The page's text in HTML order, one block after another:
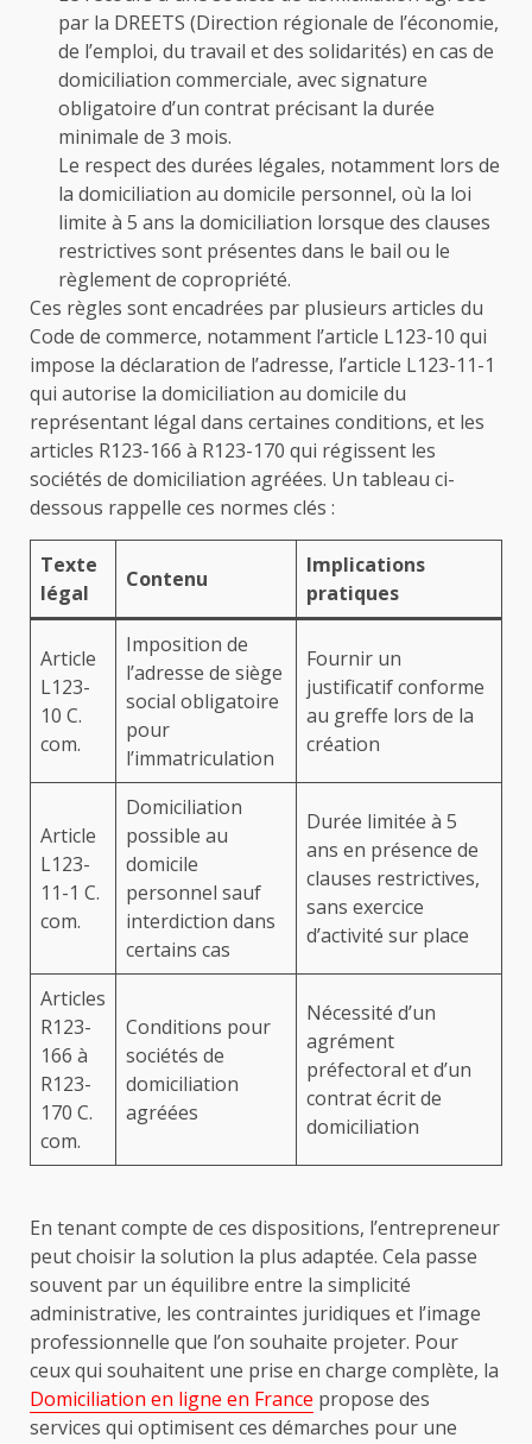
par la DREETS (Direction régionale de l’économie,
de l’emploi, du travail et des solidarités) en cas de
domiciliation commerciale, avec signature
obligatoire d’un contrat précisant la durée
minimale de 3 mois.
Le respect des durées légales, notamment lors de
la domiciliation au domicile personnel, où la loi
limite à 5 ans la domiciliation lorsque des clauses
restrictives sont présentes dans le bail ou le
règlement de copropriété.
Ces règles sont encadrées par plusieurs articles du
Code de commerce, notamment l’article L123-10 qui
impose la déclaration de l’adresse, l’article L123-11-1
qui autorise la domiciliation au domicile du
représentant légal dans certaines conditions, et les
articles R123-166 à R123-170 qui régissent les
sociétés de domiciliation agréées. Un tableau ci-
dessous rappelle ces normes clés :
Texte
légal
Contenu
Implications
pratiques
Article
L123-
10 C.
com.
Imposition de
l’adresse de siège
social obligatoire
pour
l’immatriculation
Fournir un
justificatif conforme
au greffe lors de la
création
Article
L123-
11-1 C.
com.
Domiciliation
possible au
domicile
personnel sauf
interdiction dans
certains cas
Durée limitée à 5
ans en présence de
clauses restrictives,
sans exercice
d’activité sur place
Articles
R123-
166 à
R123-
170 C.
com.
Conditions pour
sociétés de
domiciliation
agréées
Nécessité d’un
agrément
préfectoral et d’un
contrat écrit de
domiciliation
En tenant compte de ces dispositions, l’entrepreneur
peut choisir la solution la plus adaptée. Cela passe
souvent par un équilibre entre la simplicité
administrative, les contraintes juridiques et l’image
professionnelle que l’on souhaite projeter. Pour
ceux qui souhaitent une prise en charge complète, la
Domiciliation en ligne en France propose des
services qui optimisent ces démarches pour une